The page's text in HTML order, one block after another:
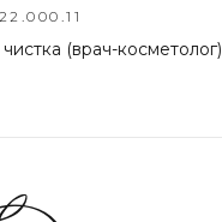
(врач-косметолог)